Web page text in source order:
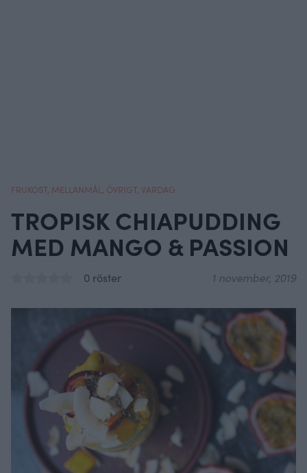
FRUKOST, MELLANMÅL ÖVRIGT, VARDAG
TROPISK CHIAPUDDING
MED MANGO & PASSION
0 röster 1 november, 2019